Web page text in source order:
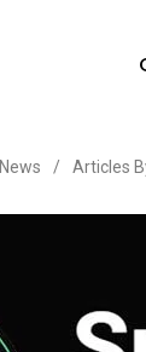
News / Articles